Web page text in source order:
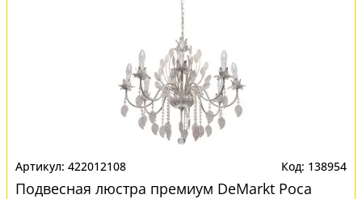
422012108 138954
Подвесная люстра премиум DeMarkt Роса